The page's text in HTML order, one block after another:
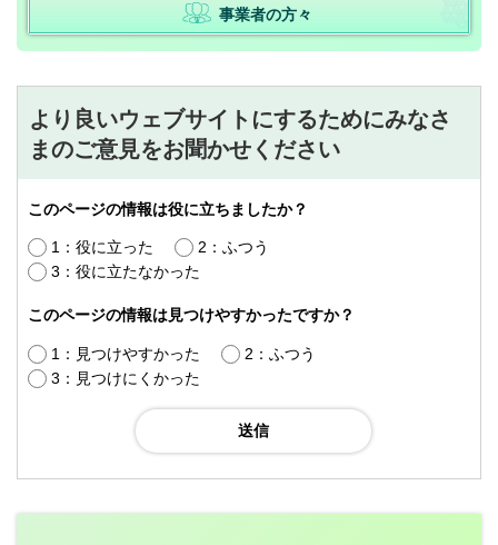
事業者の方々
より良いウェブサイトにするためにみなさ
まのご意見をお聞かせください
このページの情報は役に立ちましたか？
1：役に立った
2：ふつう
3：役に立たなかった
このページの情報は見つけやすかったですか？
1：見つけやすかった
2：ふつう
3：見つけにくかった